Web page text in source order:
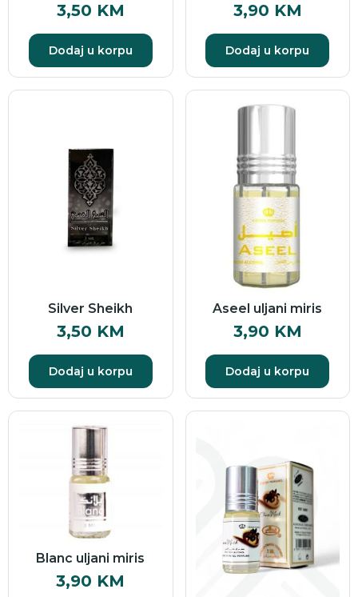
3,50 KM
Dodaj u korpu
3,90 KM
Dodaj u korpu
Silver Sheikh
3,50 KM
Dodaj u korpu
Aseel uljani miris
3,90 KM
Dodaj u korpu
Blanc uljani miris
3,90 KM